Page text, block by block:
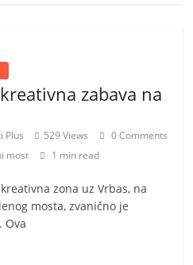
zabava na
Plus 529 Views
0 Comments
most 1 min read
zona uz Vrbas, na
mosta, zvanično je
Ova